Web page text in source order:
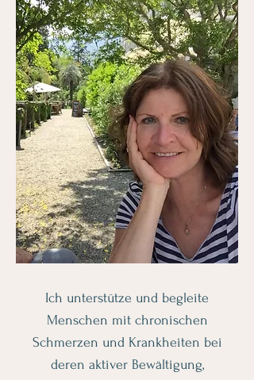
Ich unterstütze und begleite
Menschen mit chronischen
Schmerzen und Krankheiten bei
deren aktiver Bewältigung,